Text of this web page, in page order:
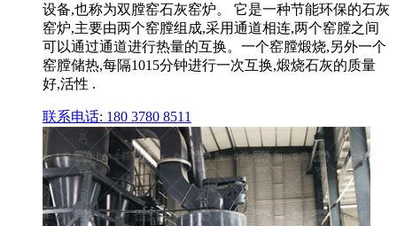
设备,也称为双膛窑石灰窑炉。 它是一种节能环保的石灰
窑炉,主要由两个窑膛组成,采用通道相连,两个窑膛之间
可以通过通道进行热量的互换。一个窑膛煅烧,另外一个
窑膛储热,每隔1015分钟进行一次互换,煅烧石灰的质量
好,活性 .
联系电话: 180 3780 8511